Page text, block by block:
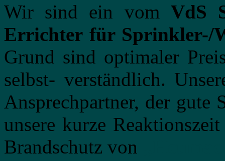
Wir sind ein vom VdS
Errichter für Sprinkler-/
Grund sind optimaler
selbst- verständlich.
Ansprechpartner, der
unsere kurze
Brandschutz von